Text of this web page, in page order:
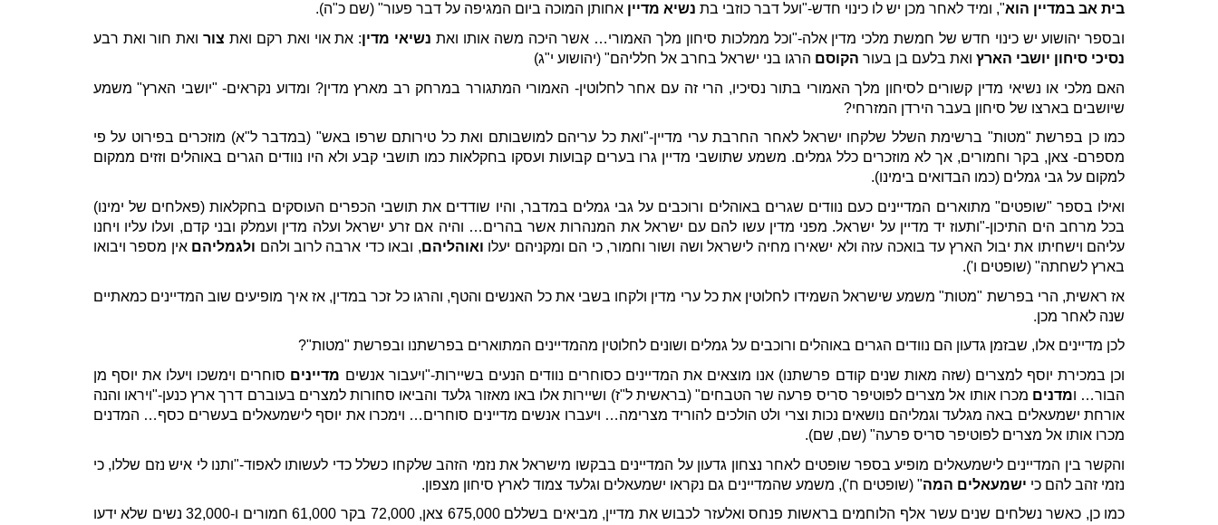
בית אב במדיין הוא", ומיד לאחר מכן יש לו כינוי חדש-"ועל דבר כוזבי בת נשיא מדיין אחותן המוכה ביום המגיפה על דבר פעור" (שם כ"ה).
ובספר יהושוע יש כינוי חדש של חמשת מלכי מדין אלה-"וכל ממלכות סיחון מלך האמורי… אשר היכה משה אותו ואת נשיאי מדין: את אוי ואת רקם ואת צורואת חור ואת רבע
נסיכי סיחון יושבי הארץואת בלעם בן בעור הקוסם הרגו בני ישראל בחרב אל חלליהם" (יהושוע י"ג)
האם מלכי או נשיאי מדין קשורים לסיחון מלך האמורי בתור נסיכיו, הרי זה עם אחר לחלוטין- האמורי המתגורר במרחק רב מארץ מדין? ומדוע נקראים- "יושבי הארץ" משמע
שיושבים בארצו של סיחון בעבר הירדן המזרחי?
כמו כן בפרשת "מטות" ברשימת השלל שלקחו ישראל לאחר החרבת ערי מדיין-"ואת כל עריהם למושבותם ואת כל טירותם שרפו באש" (במדבר ל"א) מוזכרים בפירוט על פי
מספרם- צאן, בקר וחמורים, אך לא מוזכרים כלל גמלים. משמע שתושבי מדיין גרו בערים קבועות ועסקו בחקלאות כמו תושבי קבע ולא היו נוודים הגרים באוהלים וזזים ממקום
למקום על גבי גמלים (כמו הבדואים בימינו).
ואילו בספר "שופטים" מתוארים המדיינים כעם נוודים שגרים באוהלים ורוכבים על גבי גמלים במדבר, והיו שודדים את תושבי הכפרים העוסקים בחקלאות (פאלחים של ימינו)
בכל מרחב הים התיכון-"ותעוז יד מדיין על ישראל. מפני מדין עשו להם עם ישראל את המנהרות אשר בהרים… והיה אם זרע ישראל ועלה מדין ועמלק ובני קדם, ועלו עליו ויחנו
עליהם וישחיתו את יבול הארץ עד בואכה עזה ולא ישאירו מחיה לישראל ושה ושור וחמור, כי הם ומקניהם יעלו ואוהליהם, ובאו כדי ארבה לרוב ולהם ולגמליהם אין מספר ויבואו
בארץ לשחתה" (שופטים ו').
אז ראשית, הרי בפרשת "מטות" משמע שישראל השמידו לחלוטין את כל ערי מדין ולקחו בשבי את כל האנשים והטף, והרגו כל זכר במדין, אז איך מופיעים שוב המדיינים כמאתיים
שנה לאחר מכן.
לכן מדיינים אלו, שבזמן גדעון הם נוודים הגרים באוהלים ורוכבים על גמלים ושונים לחלוטין מהמדיינים המתוארים בפרשתנו ובפרשת "מטות"?
וכן במכירת יוסף למצרים (שזה מאות שנים קודם פרשתנו) אנו מוצאים את המדיינים כסוחרים נוודים הנעים בשיירות-"ויעבור אנשים מדיינים סוחרים וימשכו ויעלו את יוסף מן
הבור… ומדנים מכרו אותו אל מצרים לפוטיפר סריס פרעה שר הטבחים" (בראשית ל"ז) ושיירות אלו באו מאזור גלעד והביאו סחורות למצרים בעוברם דרך ארץ כנען-"ויראו והנה
אורחת ישמעאלים באה מגלעד וגמליהם נושאים נכות וצרי ולט הולכים להוריד מצרימה… ויעברו אנשים מדיינים סוחרים… וימכרו את יוסף לישמעאלים בעשרים כסף… המדנים
מכרו אותו אל מצרים לפוטיפר סריס פרעה" (שם, שם).
והקשר בין המדיינים לישמעאלים מופיע בספר שופטים לאחר נצחון גדעון על המדיינים בבקשו מישראל את נזמי הזהב שלקחו כשלל כדי לעשותו לאפוד-"ותנו לי איש נזם שללו, כי
נזמי זהב להם כי ישמעאלים המה" (שופטים ח'), משמע שהמדיינים גם נקראו ישמעאלים וגלעד צמוד לארץ סיחון מצפון.
כמו כן, כאשר נשלחים שנים עשר אלף הלוחמים בראשות פנחס ואלעזר לכבוש את מדיין, מביאים בשללם 675,000 צאן, 72,000 בקר 61,000 חמורים ו-32,000 נשים שלא ידעו